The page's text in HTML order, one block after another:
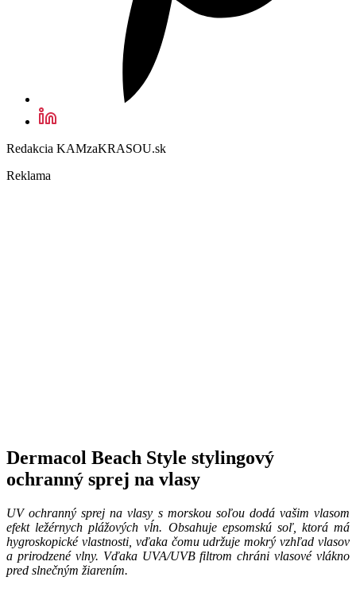
Redakcia KAMzaKRASOU.sk
Reklama
Dermacol Beach Style stylingový
ochranný sprej na vlasy
UV ochranný sprej na vlasy s morskou soľou dodá vašim vlasom
efekt ležérnych plážových vĺn. Obsahuje epsomskú soľ, ktorá má
hygroskopické vlastnosti, vďaka čomu udržuje mokrý vzhľad vlasov
a prirodzené vlny. Vďaka UVA/UVB filtrom chráni vlasové vlákno
pred slnečným žiarením.